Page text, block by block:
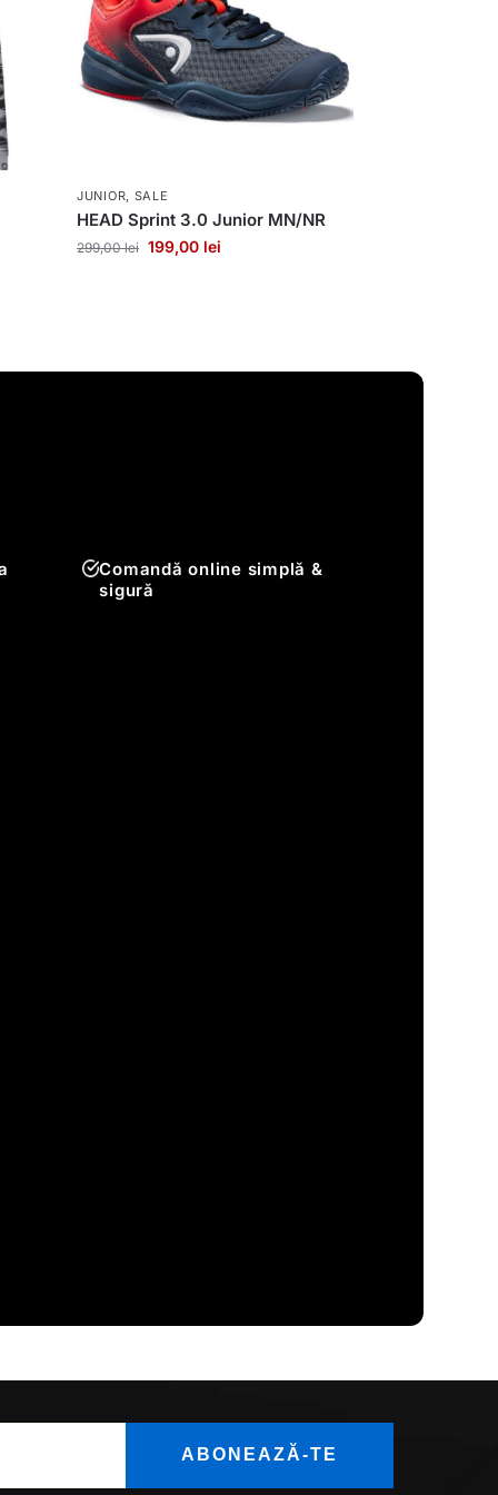
JUNIOR, SALE
HEAD Sprint 3.0 Junior MN/NR
299,00lei 199,00 lei
Comandă online simplă &
sigură
ABONEAZĂ-TE